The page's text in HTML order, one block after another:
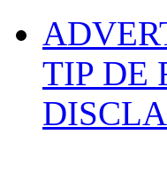
TIP DE